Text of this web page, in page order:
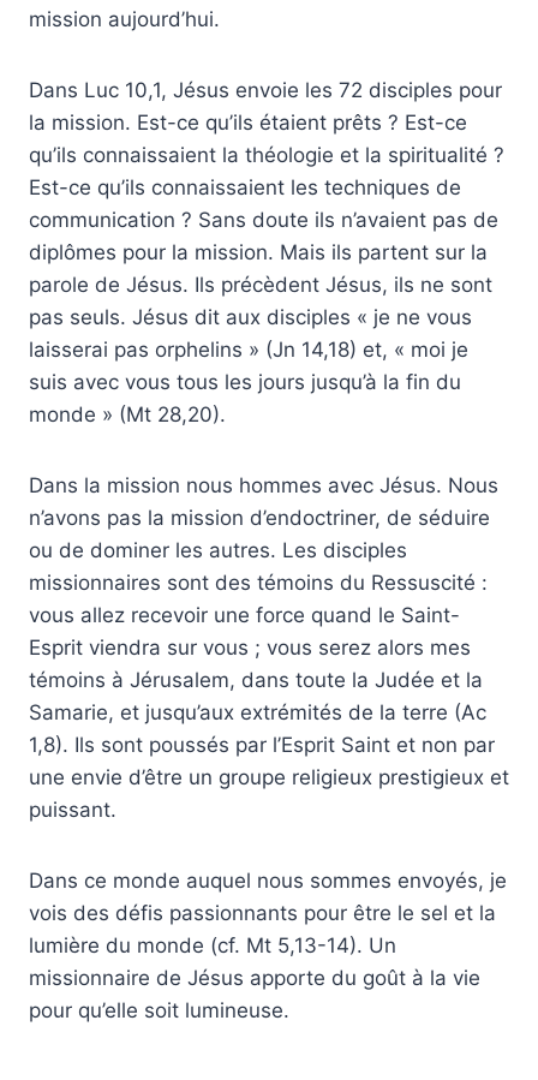
mission aujourd’hui.
Dans Luc 10,1, Jésus envoie les 72 disciples pour
la mission. Est-ce qu’ils étaient prêts ? Est-ce
qu’ils connaissaient la théologie et la spiritualité ?
Est-ce qu’ils connaissaient les techniques de
communication ? Sans doute ils n’avaient pas de
diplômes pour la mission. Mais ils partent sur la
parole de Jésus. Ils précèdent Jésus, ils ne sont
pas seuls. Jésus dit aux disciples « je ne vous
laisserai pas orphelins » (Jn 14,18) et, « moi je
suis avec vous tous les jours jusqu’à la fin du
monde » (Mt 28,20).
Dans la mission nous hommes avec Jésus. Nous
n’avons pas la mission d’endoctriner, de séduire
ou de dominer les autres. Les disciples
missionnaires sont des témoins du Ressuscité :
vous allez recevoir une force quand le Saint-
Esprit viendra sur vous ; vous serez alors mes
témoins à Jérusalem, dans toute la Judée et la
Samarie, et jusqu’aux extrémités de la terre (Ac
1,8). Ils sont poussés par l’Esprit Saint et non par
une envie d’être un groupe religieux prestigieux et
puissant.
Dans ce monde auquel nous sommes envoyés, je
vois des défis passionnants pour être le sel et la
lumière du monde (cf. Mt 5,13-14). Un
missionnaire de Jésus apporte du goût à la vie
pour qu’elle soit lumineuse.